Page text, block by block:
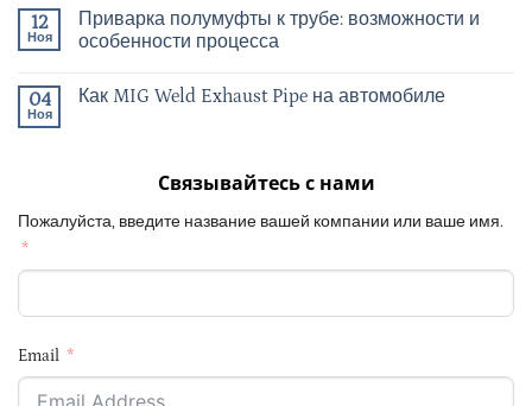
12
Ноя
Приварка полумуфты к трубе: возможности и
особенности процесса
04
Ноя
Как MIG Weld Exhaust Pipe на автомобиле
Связывайтесь с нами
Пожалуйста, введите название вашей компании или ваше имя.
Email